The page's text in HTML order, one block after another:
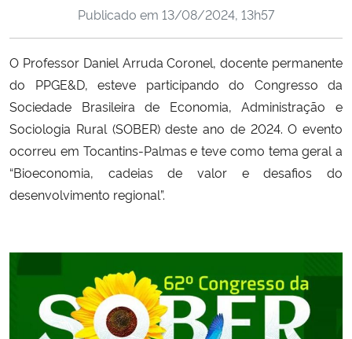
Ministério da Cidadania
Ministério da Ciência, Tecnologia, Inovações e Comunicações
Ministério do Meio Ambiente
Controladoria-Geral da União
Publicado em 13/08/2024, 13h57
O Professor Daniel Arruda Coronel, docente permanente
do PPGE&D, esteve participando do Congresso da
Sociedade Brasileira de Economia, Administração e
Sociologia Rural (SOBER) deste ano de 2024. O evento
ocorreu em Tocantins-Palmas e teve como tema geral a
“Bioeconomia, cadeias de valor e desafios do
desenvolvimento regional”.